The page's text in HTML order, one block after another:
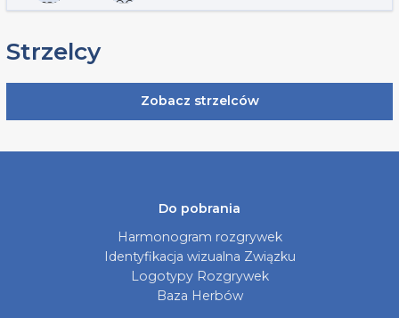
Strzelcy
Zobacz strzelców
Do pobrania
Harmonogram rozgrywek
Identyfikacja wizualna Związku
Logotypy Rozgrywek
Baza Herbów